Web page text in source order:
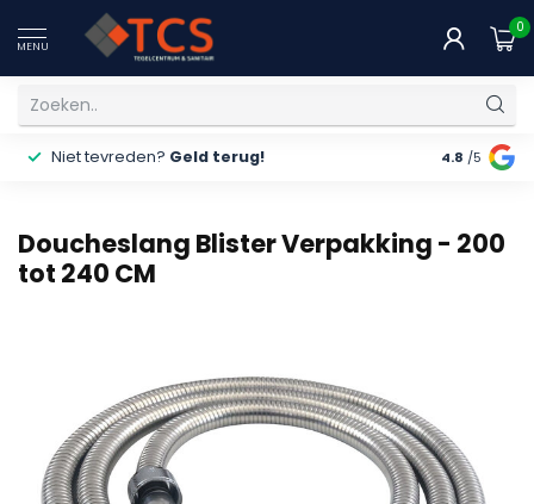
MENU
0
Niet tevreden? Geld terug! Gratis
4.8 /5
Doucheslang Blister Verpakking - 200
tot 240 CM